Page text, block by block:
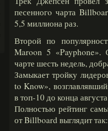
песенногο чарта
5,5 миллиона раз.
Второй по
Maroon 5 «Payphone».
чарте шесть недель,
Замыкает тройку
to Know»,
в топ-10 до конца
Полностью рейтинг
от Billboard выглядит так: